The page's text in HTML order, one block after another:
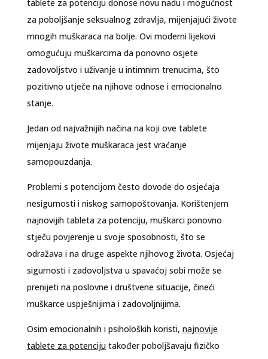
tablete za potenciju donose novu nadu i mogućnost
za poboljšanje seksualnog zdravlja, mijenjajući živote
mnogih muškaraca na bolje. Ovi moderni lijekovi
omogućuju muškarcima da ponovno osjete
zadovoljstvo i uživanje u intimnim trenucima, što
pozitivno utječe na njihove odnose i emocionalno
stanje.
Jedan od najvažnijih načina na koji ove tablete
mijenjaju živote muškaraca jest vraćanje
samopouzdanja.
Problemi s potencijom često dovode do osjećaja
nesigurnosti i niskog samopoštovanja. Korištenjem
najnovijih tableta za potenciju, muškarci ponovno
stječu povjerenje u svoje sposobnosti, što se
odražava i na druge aspekte njihovog života. Osjećaj
sigurnosti i zadovoljstva u spavaćoj sobi može se
prenijeti na poslovne i društvene situacije, čineći
muškarce uspješnijima i zadovoljnijima.
Osim emocionalnih i psiholoških koristi, najnovije
tablete za potencijutakođer poboljšavaju fizičko